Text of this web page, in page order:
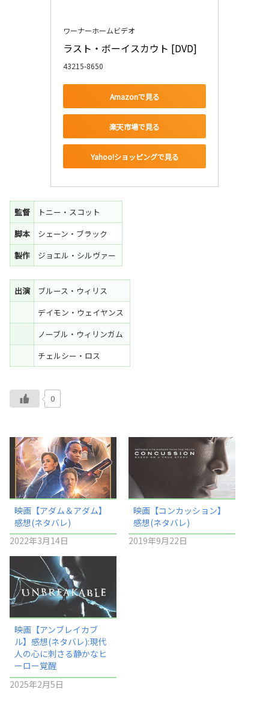
ワーナーホームビデオ
ラスト・ボーイスカウト [DVD]
43215-8650
Amazonで見る
楽天市場で見る
Yahoo!ショッピングで見る
監督
トニー・スコット
脚本
シェーン・ブラック
製作
ジョエル・シルヴァー
出演
ブルース・ウィリス
デイモン・ウェイヤンス
ノーブル・ウィリンガム
チェルシー・ロス
0
映画【アダム＆アダム】
感想(ネタバレ)
2022年3月14日
映画【コンカッション】
感想(ネタバレ)
2019年9月22日
映画【アンブレイカブ
ル】感想(ネタバレ):現代
人の心に刺さる静かなヒ
ーロー覚醒
2025年2月5日